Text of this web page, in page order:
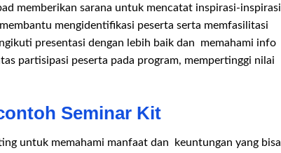
memberikan sarana untuk mencatat inspirasi-inspirasi
mengidentifikasi peserta serta memfasilitasi
presentasi dengan lebih baik dan memahami info
partisipasi peserta pada program, mempertinggi nilai
Seminar Kit
untuk memahami manfaat dan keuntungan yang bisa